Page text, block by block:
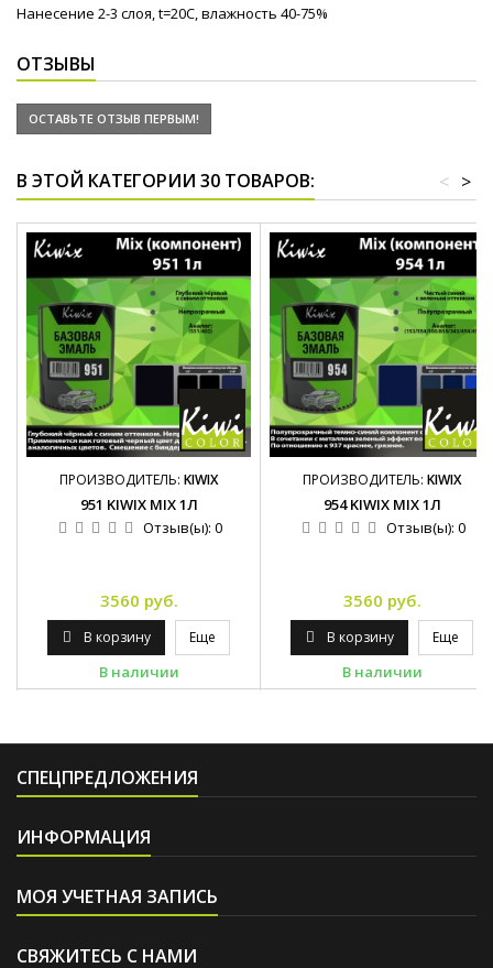
Нанесение 2-3 слоя, t=20С, влажность 40-75%
ОТЗЫВЫ
ОСТАВЬТЕ ОТЗЫВ ПЕРВЫМ!
В ЭТОЙ КАТЕГОРИИ 30 ТОВАРОВ: >
<
ПРОИЗВОДИТЕЛЬ: KIWIX
951 KIWIX MIX 1Л
Отзыв(ы): 0
3560 руб.
В корзину Еще
В наличии
ПРОИЗВОДИТЕЛЬ: KIWIX
954 KIWIX MIX 1Л
Отзыв(ы): 0
3560 руб.
В корзину Еще
В наличии
СПЕЦПРЕДЛОЖЕНИЯ
ИНФОРМАЦИЯ
МОЯ УЧЕТНАЯ ЗАПИСЬ
СВЯЖИТЕСЬ С НАМИ